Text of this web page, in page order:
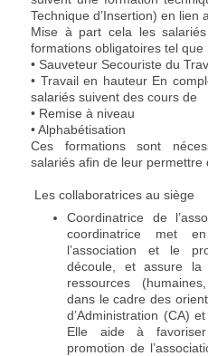
Technique d’Insertion) en lien
Mise à part cela les
formations obligatoires tel que
• Sauveteur Secouriste du
• Travail en hauteur En
salariés suivent des cours de
• Remise à niveau
• Alphabétisation
Ces formations sont
salariés afin de leur
Les collaboratrices au siège
Coordinatrice de
coordinatrice met
l’association et le
découle, et assure la
ressources
dans le cadre des
d’Administration (CA)
Elle aide à
promotion de